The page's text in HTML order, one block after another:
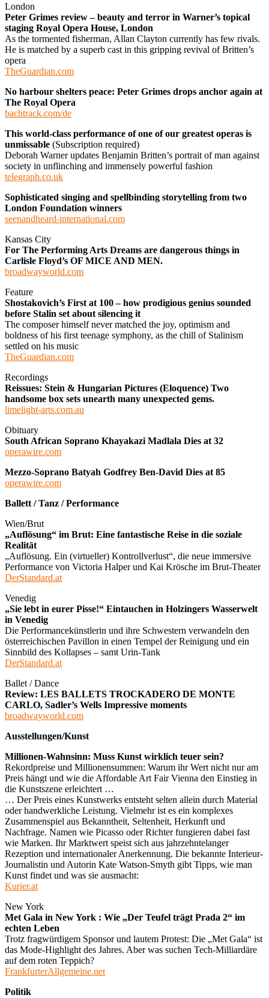
London
Peter Grimes review – beauty and terror in Warner’s topical
staging Royal Opera House, London
As the tormented fisherman, Allan Clayton currently has few rivals.
He is matched by a superb cast in this gripping revival of Britten’s
opera
TheGuardian.com
No harbour shelters peace: Peter Grimes drops anchor again at
The Royal Opera
bachtrack.com/de
This world-class performance of one of our greatest operas is
unmissable (Subscription required)
Deborah Warner updates Benjamin Britten’s portrait of man against
society in unflinching and immensely powerful fashion
telegraph.co.uk
Sophisticated singing and spellbinding storytelling from two
London Foundation winners
seenandheard-international.com
Kansas City
For The Performing Arts Dreams are dangerous things in
Carlisle Floyd’s OF MICE AND MEN.
broadwayworld.com
Feature
Shostakovich’s First at 100 – how prodigious genius sounded
before Stalin set about silencing it
The composer himself never matched the joy, optimism and
boldness of his first teenage symphony, as the chill of Stalinism
settled on his music
TheGuardian.com
Recordings
Reissues: Stein & Hungarian Pictures (Eloquence) Two
handsome box sets unearth many unexpected gems.
limelight-arts.com.au
Obituary
South African Soprano Khayakazi Madlala Dies at 32
operawire.com
Mezzo-Soprano Batyah Godfrey Ben-David Dies at 85
operawire.com
Ballett / Tanz / Performance
Wien/Brut
„Auflösung“ im Brut: Eine fantastische Reise in die soziale
Realität
„Auflösung. Ein (virtueller) Kontrollverlust“, die neue immersive
Performance von Victoria Halper und Kai Krösche im Brut-Theater
DerStandard.at
Venedig
„Sie lebt in eurer Pisse!“ Eintauchen in Holzingers Wasserwelt
in Venedig
Die Performancekünstlerin und ihre Schwestern verwandeln den
österreichischen Pavillon in einen Tempel der Reinigung und ein
Sinnbild des Kollapses – samt Urin-Tank
DerStandard.at
Ballet / Dance
Review: LES BALLETS TROCKADERO DE MONTE
CARLO, Sadler’s Wells Impressive moments
broadwayworld.com
Ausstellungen/Kunst
Millionen-Wahnsinn: Muss Kunst wirklich teuer sein?
Rekordpreise und Millionensummen: Warum ihr Wert nicht nur am
Preis hängt und wie die Affordable Art Fair Vienna den Einstieg in
die Kunstszene erleichtert …
… Der Preis eines Kunstwerks entsteht selten allein durch Material
oder handwerkliche Leistung. Vielmehr ist es ein komplexes
Zusammenspiel aus Bekanntheit, Seltenheit, Herkunft und
Nachfrage. Namen wie Picasso oder Richter fungieren dabei fast
wie Marken. Ihr Marktwert speist sich aus jahrzehntelanger
Rezeption und internationaler Anerkennung. Die bekannte Interieur-
Journalistin und Autorin Kate Watson-Smyth gibt Tipps, wie man
Kunst findet und was sie ausmacht:
Kurier.at
New York
Met Gala in New York : Wie „Der Teufel trägt Prada 2“ im
echten Leben
Trotz fragwürdigem Sponsor und lautem Protest: Die „Met Gala“ ist
das Mode-Highlight des Jahres. Aber was suchen Tech-Milliardäre
auf dem roten Teppich?
FrankfurterAllgemeine.net
Politik